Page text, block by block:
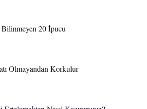
20 İpucu
Olmayandan Korkulur